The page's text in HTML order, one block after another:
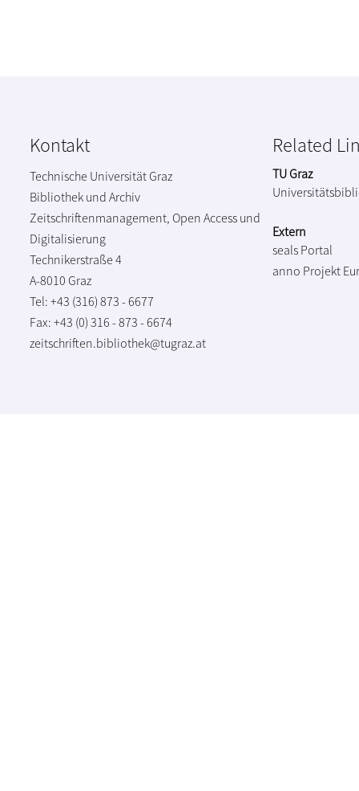
Kontakt
Technische Universität Graz
Bibliothek und Archiv
Zeitschriftenmanagement, Open Access und
Digitalisierung
Technikerstraße 4
A-8010 Graz
Tel: +43 (316) 873 - 6677
Fax: +43 (0) 316 - 873 - 6674
zeitschriften.bibliothek@tugraz.at
Related
TU Graz
Extern
seals Portal
anno Projekt